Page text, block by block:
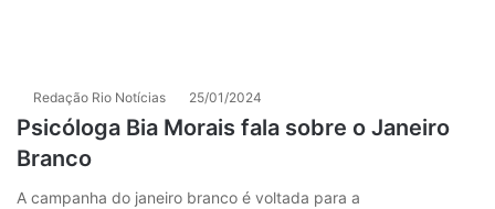
Redação Rio Notícias 25/01/2024
Psicóloga Bia Morais fala sobre o Janeiro
Branco
A campanha do janeiro branco é voltada para a